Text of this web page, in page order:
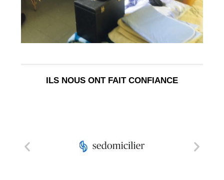
ILS NOUS ONT FAIT CONFIANCE